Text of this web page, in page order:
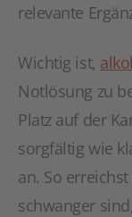
relevante
Wichtig ist,
Notlösung zu
Platz auf der
sorgfältig wie
an. So
schwanger